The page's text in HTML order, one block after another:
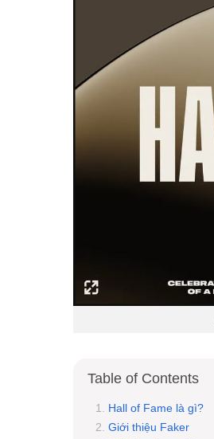
Table of Contents
Hall of Fame là gì?
Giới thiệu Faker